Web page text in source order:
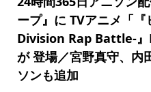
ープ』に TVアニメ「
Division Rap Battle-
が 登場／宮野真守、内
ソンも追加